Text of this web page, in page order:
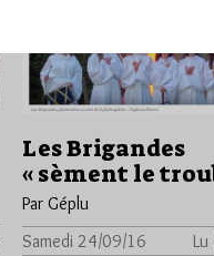
Les Brigandes
« sèment le
Par Géplu
Samedi 24/09/16